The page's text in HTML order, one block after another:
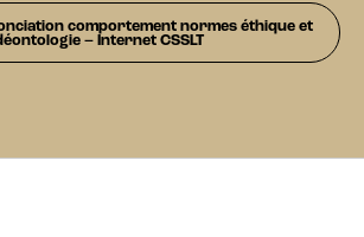
comportement normes éthique et
– Internet CSSLT